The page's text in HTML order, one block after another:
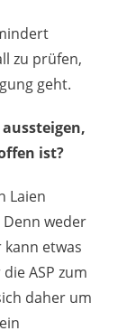
zu prüfen,
geht.
ist?
Laien
weder
etwas
ASP zum
daher um